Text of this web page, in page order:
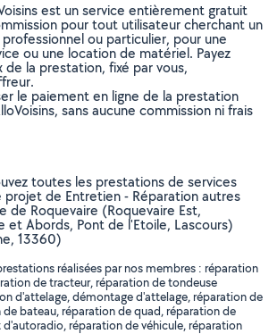
est un service entièrement gratuit
pour tout utilisateur cherchant un
ou particulier, pour une
ou une location de matériel. Payez
de la prestation, fixé par vous,
le paiement en ligne de la prestation
sans aucune commission ni frais
toutes les prestations de services
projet de Entretien - Réparation autres
de Roquevaire (Roquevaire Est,
et Abords, Pont de l'Etoile, Lascours)
13360)
réalisées par nos membres : réparation
de tracteur, réparation de tondeuse
d'attelage, démontage d'attelage, réparation de
bateau, réparation de quad, réparation de
réparation de véhicule, réparation